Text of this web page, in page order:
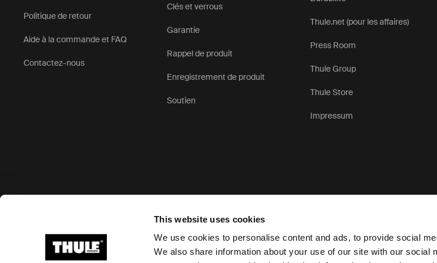
This website uses cookies
We use cookies to personalise content and ads, to provide social
We also share information about your use of our site with our social
Vous trouverez des auvents compatibles avec
prochaine aventure en plein air.
Politique de retour
Aide à la commande et FAQ
Contactez-nous
Clés et verrous
Garantie
Rappel de produit
Enregistrement de produit
Soutien
Thule.net (pour les affaires)
Press Room
Thule Group
Thule Store
Impressum